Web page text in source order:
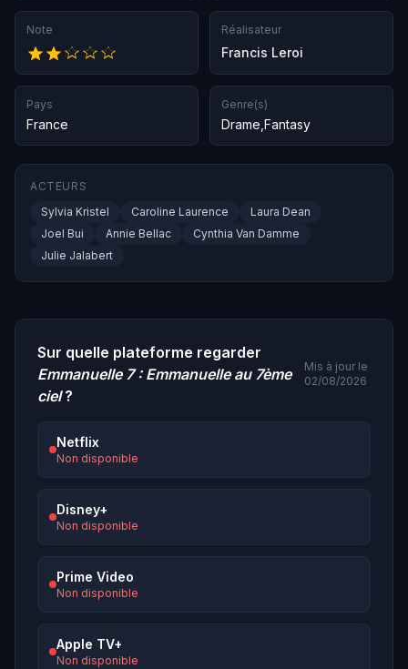
Note Réalisateur
Francis Leroi
Pays
France
Genre(s)
Drame Fantasy
ACTEURS
Sylvia Kristel
Caroline Laurence
Laura Dean
Joel Bui
Annie Bellac
Cynthia Van Damme
Julie Jalabert
Sur quelle plateforme regarder
Emmanuelle 7 : Emmanuelle au 7ème
ciel?
Mis à jour le
02/08/2026
Netflix
Non disponible
Disney+
Non disponible
Prime Video
Non disponible
Apple TV+
Non disponible